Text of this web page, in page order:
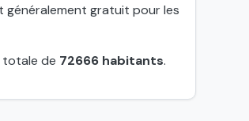
généralement gratuit pour les
totale de 72666 habitants.